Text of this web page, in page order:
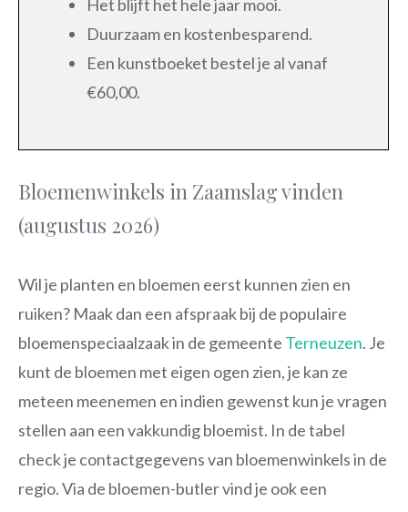
Het blijft het hele jaar mooi.
Duurzaam en kostenbesparend.
Een kunstboeket bestel je al vanaf
€60,00.
Bloemenwinkels in Zaamslag vinden
(augustus 2026)
Wil je planten en bloemen eerst kunnen zien en
ruiken? Maak dan een afspraak bij de populaire
bloemenspeciaalzaak in de gemeente Terneuzen. Je
kunt de bloemen met eigen ogen zien, je kan ze
meteen meenemen en indien gewenst kun je vragen
stellen aan een vakkundig bloemist. In de tabel
check je contactgegevens van bloemenwinkels in de
regio. Via de bloemen-butler vind je ook een